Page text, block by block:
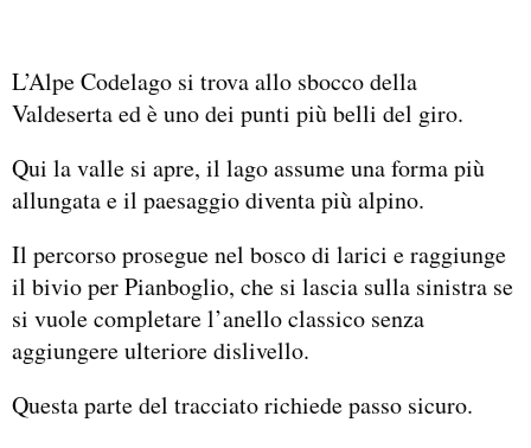
L’Alpe Codelago si trova allo sbocco della
Valdeserta ed è uno dei punti più belli del giro.
Qui la valle si apre, il lago assume una forma più
allungata e il paesaggio diventa più alpino.
Il percorso prosegue nel bosco di larici e raggiunge
il bivio per Pianboglio, che si lascia sulla sinistra se
si vuole completare l’anello classico senza
aggiungere ulteriore dislivello.
Questa parte del tracciato richiede passo sicuro.